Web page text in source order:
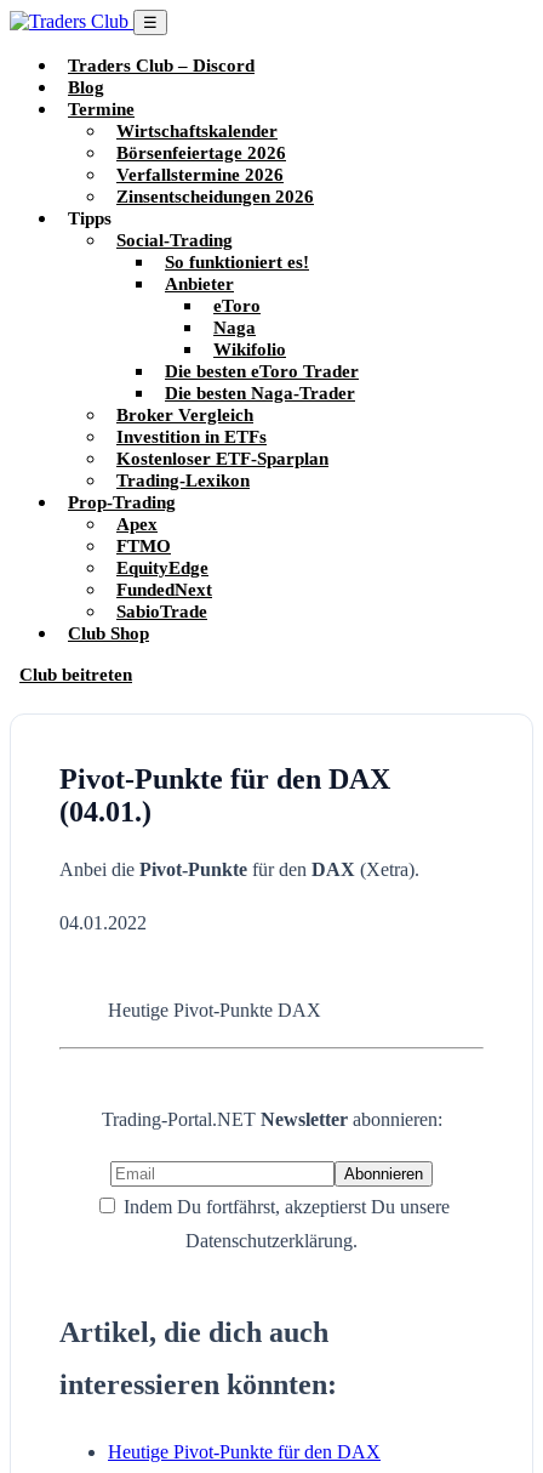
☰
Traders Club – Discord
Blog
Termine
Wirtschaftskalender
Börsenfeiertage 2026
Verfallstermine 2026
Zinsentscheidungen 2026
Tipps
Social-Trading
So funktioniert es!
Anbieter
eToro
Naga
Wikifolio
Die besten eToro Trader
Die besten Naga-Trader
Broker Vergleich
Investition in ETFs
Kostenloser ETF-Sparplan
Trading-Lexikon
Prop-Trading
Apex
FTMO
EquityEdge
FundedNext
SabioTrade
Club Shop
Club beitreten
Pivot-Punkte für den DAX
(04.01.)
Anbei die Pivot-Punkte für den DAX (Xetra).
04.01.2022
Heutige Pivot-Punkte DAX
Trading-Portal.NET Newsletter abonnieren:
Indem Du fortfährst, akzeptierst Du unsere
Datenschutzerklärung.
Artikel, die dich auch
interessieren könnten:
Heutige Pivot-Punkte für den DAX